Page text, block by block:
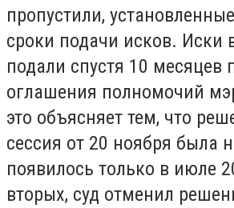
пропустили,
сроки подачи исков. Иски
подали спустя 10 месяцев
оглашения полномочий
это объясняет тем, что
сессия от 20 ноября была
появилось только в июле
вторых, суд отменил